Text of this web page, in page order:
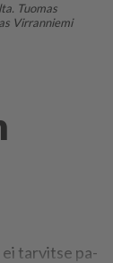
Tuomas
Virranniemi
ei tar­vit­se pa­